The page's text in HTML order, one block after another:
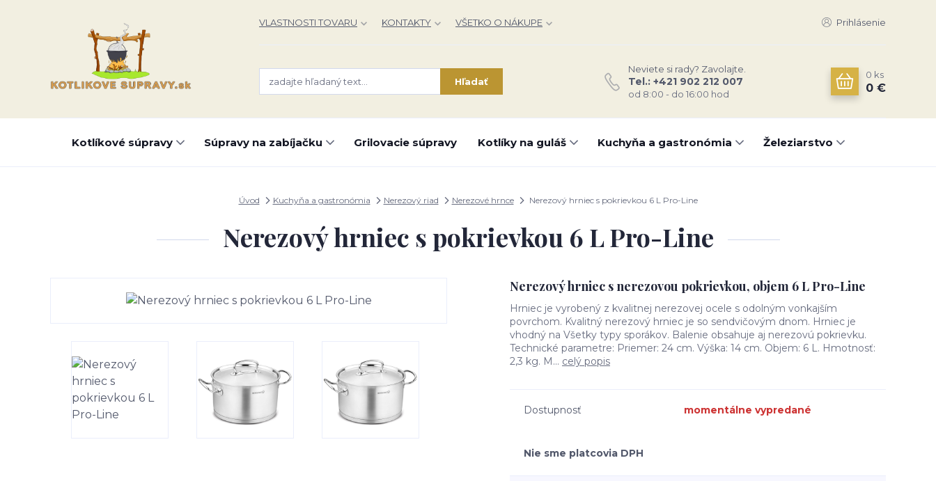
VLASTNOSTI TOVARU KONTAKTY VŠETKO O NÁKUPE Prihlásenie
Hľadať
Neviete si rady? Zavolajte.
Tel.: +421 902 212 007
od 8:00 - do 16:00 hod
0 ks
0 €
Kotlíkové súpravy Súpravy na zabíjačku Grilovacie súpravy Kotlíky na guláš Kuchyňa a gastronómia Železiarstvo
Úvod Kuchyňa a gastronómia Nerezový riad Nerezové hrnce Nerezový hrniec s pokrievkou 6 L Pro-Line
Nerezový hrniec s pokrievkou 6 L Pro-Line
Nerezový hrniec s nerezovou pokrievkou, objem 6 L Pro-Line
Hrniec je vyrobený z kvalitnej nerezovej ocele s odolným vonkajším
povrchom. Kvalitný nerezový hrniec je so sendvičovým dnom. Hrniec je
vhodný na Všetky typy sporákov. Balenie obsahuje aj nerezovú pokrievku.
Technické parametre: Priemer: 24 cm. Výška: 14 cm. Objem: 6 L. Hmotnosť:
2,3 kg. M... celý popis
Dostupnosť momentálne vypredané
Nie sme platcovia DPH